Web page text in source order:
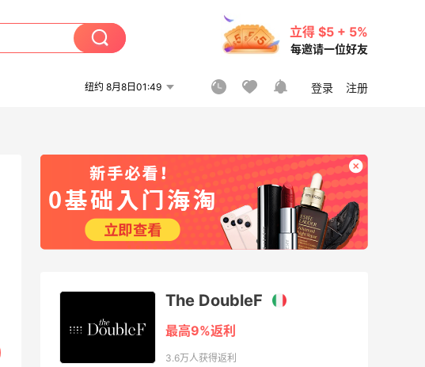
立得 $5 + 5%
每邀请一位好友
纽约 8月8日01:49 登录 注册
The DoubleF
最高9%返利
3.6万人获得返利